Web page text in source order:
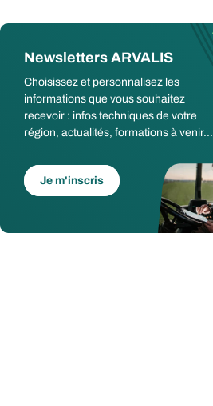
Newsletters ARVALIS
Choisissez et personnalisez les
informations que vous souhaitez
recevoir : infos techniques de votre
région, actualités, formations à venir...
Je m'inscris